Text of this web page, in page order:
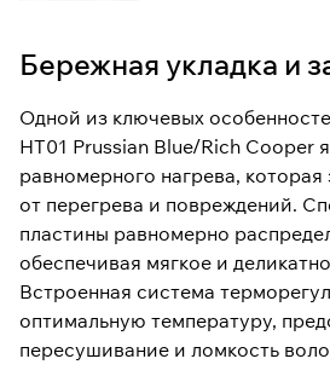
Бережная укладка и
Одной из ключевых
HT01 Prussian Blue/Rich Cooper
равномерного нагрева,
от перегрева и повреждений.
пластины равномерно
обеспечивая мягкое и
Встроенная система
оптимальную температуру,
пересушивание и ломкость